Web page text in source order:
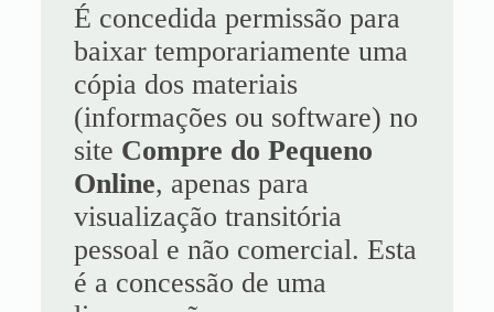
É concedida permissão para
baixar temporariamente uma
cópia dos materiais
(informações ou software) no
site Compre do Pequeno
Online, apenas para
visualização transitória
pessoal e não comercial. Esta
é a concessão de uma